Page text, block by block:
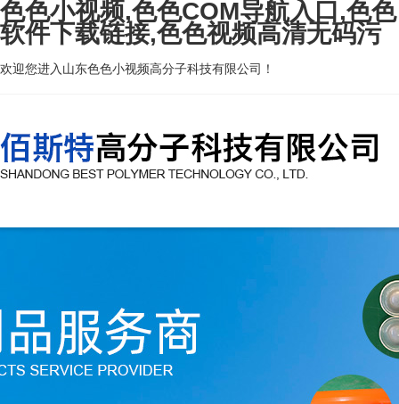
色色小视频,色色COM导航入口,色色
软件下载链接,色色视频高清无码污
欢迎您进入山东色色小视频高分子科技有限公司！